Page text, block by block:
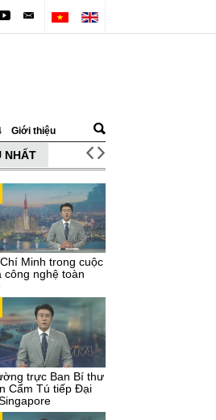
Giới thiệu
NHẤT
Minh trong cuộc
công nghệ toàn
trực Ban Bí thư
Cẩm Tú tiếp Đại